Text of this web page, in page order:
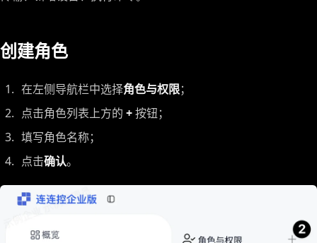
创建角色
在左侧导航栏中选择角色与权限；
点击角色列表上方的 +按钮；
填写角色名称；
点击确认。